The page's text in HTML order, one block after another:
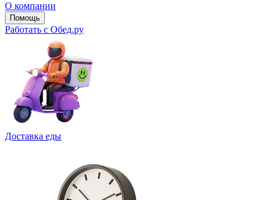
О компании
Помощь
Работать с Обед.ру
Доставка еды